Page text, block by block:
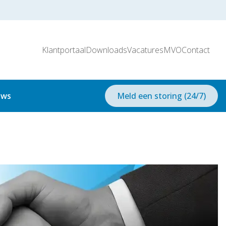
KlantportaalDownloadsVacaturesMVOContact
Meld een storing (24/7)